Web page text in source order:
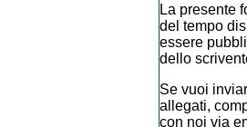
La presente
del tempo
essere
dello
Se vuoi
allegati,
con noi via